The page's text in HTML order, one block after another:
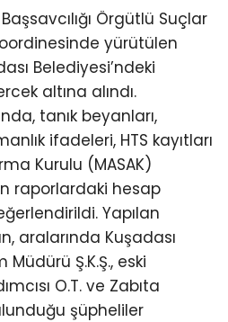
Örgütlü Suçlar
yürütülen
Belediyesi’ndeki
altına alındı.
tanık beyanları,
ifadeleri, HTS kayıtları
Kurulu (MASAK)
raporlardaki hesap
Yapılan
aralarında Kuşadası
Ş.K.Ş., eski
O.T. ve Zabıta
şüpheliler